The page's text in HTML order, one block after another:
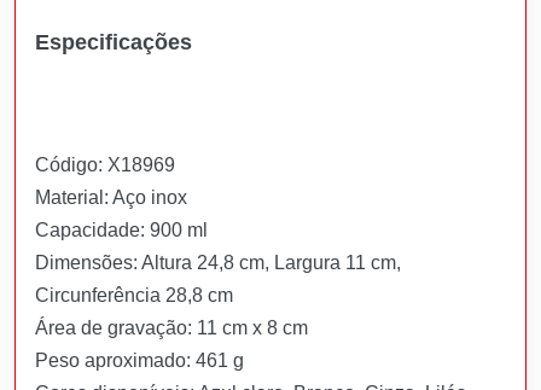
Especificações
Código: X18969
Material: Aço inox
Capacidade: 900 ml
Dimensões: Altura 24,8 cm, Largura 11 cm,
Circunferência 28,8 cm
Área de gravação: 11 cm x 8 cm
Peso aproximado: 461 g